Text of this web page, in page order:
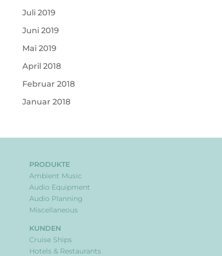
Juli 2019
Juni 2019
Mai 2019
April 2018
Februar 2018
Januar 2018
PRODUKTE
Ambient Music
Audio Equipment
Audio Planning
Miscellaneous
KUNDEN
Cruise Ships
Hotels & Restaurants